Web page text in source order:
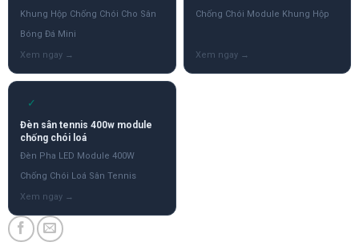
Khung Hộp Chống Chói Cho Sân
Bóng Đá Mini
Chống Chói Module Khung Hộp
✓
Đèn sân tennis 400w module
chống chói loá
Đèn Pha LED Module 400W
Chống Chói Loá Sân Tennis